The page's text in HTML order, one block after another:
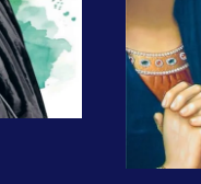
+
408